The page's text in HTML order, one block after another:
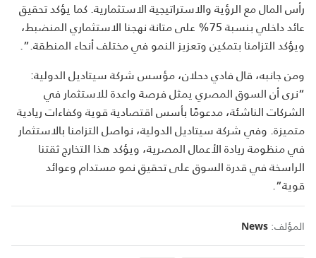
رأس المال مع الرؤية والاستراتيجية الاستثمارية. كما يؤكد تحقيق
عائد داخلي بنسبة 75% على متانة نهجنا الاستثماري المنضبط،
ويؤكد التزامنا بتمكين وتعزيز النمو في مختلف أنحاء المنطقة.”.
ومن جانبه، قال فادي دحلان، مؤسس شركة سيتاديل الدولية:
“نرى أن السوق المصري يمثل فرصة واعدة للاستثمار في
الشركات الناشئة، مدعومًا بأسس اقتصادية قوية وكفاءات ريادية
متميزة. وفي شركة سيتاديل الدولية، نواصل التزامنا بالاستثمار
في منظومة ريادة الأعمال المصرية، ويؤكد هذا التخارج ثقتنا
الراسخة في قدرة السوق على تحقيق نمو مستدام وعوائد
قوية”.
المؤلف: News